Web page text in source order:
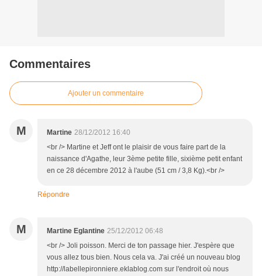
Commentaires
Ajouter un commentaire
M Martine 28/12/2012 16:40
<br /> Martine et Jeff ont le plaisir de vous faire part de la
naissance d'Agathe, leur 3ème petite fille, sixième petit enfant
en ce 28 décembre 2012 à l'aube (51 cm / 3,8 Kg).<br />
Répondre
M Martine Eglantine 25/12/2012 06:48
<br /> Joli poisson. Merci de ton passage hier. J'espère que
vous allez tous bien. Nous cela va. J'ai créé un nouveau blog
http://labellepironniere.eklablog.com sur l'endroit où nous